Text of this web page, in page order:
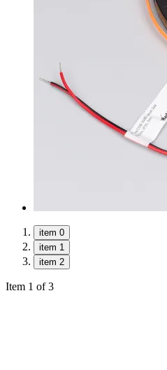
item 0
item 1
item 2
Item 1 of 3